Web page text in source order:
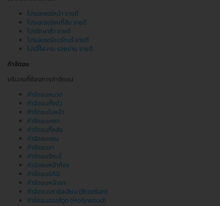
โปรเลเซอร์หน้า ขายดี
โปรเลเซอร์ขนที่ลับ ขายดี
โปรรักษาสิว ขายดี
โปรเลเซอร์ขนรักแร้ ขายดี
โปรจี้ไฝ กระ รอยปาน ขายดี
กำจัดขน
บริเวณที่ต้องการกำจัดขน
กำจัดขนหนวด
กำจัดขนทั้งตัว
กำจัดขนใบหน้า
กำจัดขนเครา
กำจัดขนที่หลัง
กำจัดขนแขน
กำจัดขนขา
กำจัดขนรักแร้
กำจัดขนหน้าท้อง
กำจัดขนบิกินี
กำจัดขนหน้าอก
กำจัดขนบราซิลเลียน (Brazilian)
กำจัดขนฮอลลีวูด (Hollywood)